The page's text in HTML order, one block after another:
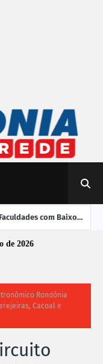
com Baixo
de 2026
Rondônia
Cacoal e